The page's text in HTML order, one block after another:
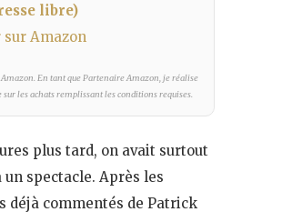
libre)
Amazon
En tant que Partenaire Amazon, je réalise
sur les achats remplissant les conditions requises.
plus tard, on avait surtout
un spectacle. Après les
déjà commentés de Patrick